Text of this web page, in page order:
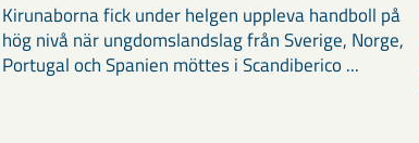
Kirunaborna fick under helgen uppleva handboll på
hög nivå när ungdomslandslag från Sverige, Norge,
Portugal och Spanien möttes i Scandiberico ...